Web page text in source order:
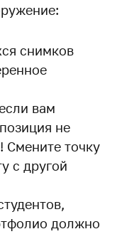
снимков
вам
не
Смените точку
с другой
должно